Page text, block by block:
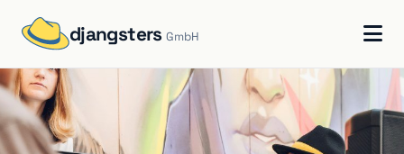
djangstersGmbH